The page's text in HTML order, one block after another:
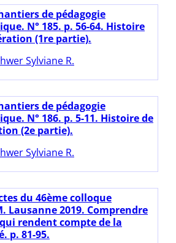
de pédagogie
N° 185. p. 56-64. Histoire
(1re partie).
Sylviane R.
de pédagogie
N° 186. p. 5-11. Histoire de
(2e partie).
Sylviane R.
du 46ème colloque
Lausanne 2019. Comprendre
rendent compte de la
p. 81-95.